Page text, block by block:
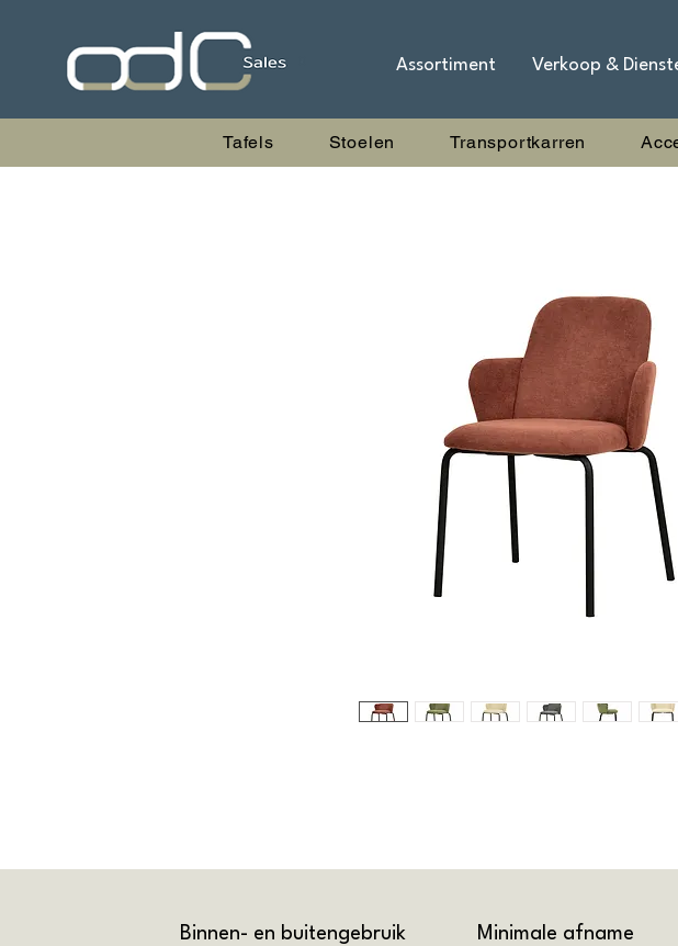
Tafels Stoelen Transportkarren
Assortiment Verkoop &
Binnen- en buitengebruik Minimale afname